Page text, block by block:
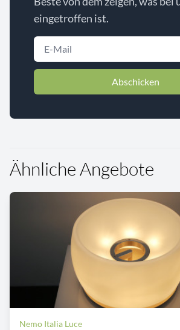
eingetroffen ist.
Abschicken
Ähnliche Angebote
Nemo Italia Luce